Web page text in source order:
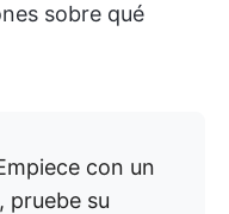
sobre qué
con un
pruebe su